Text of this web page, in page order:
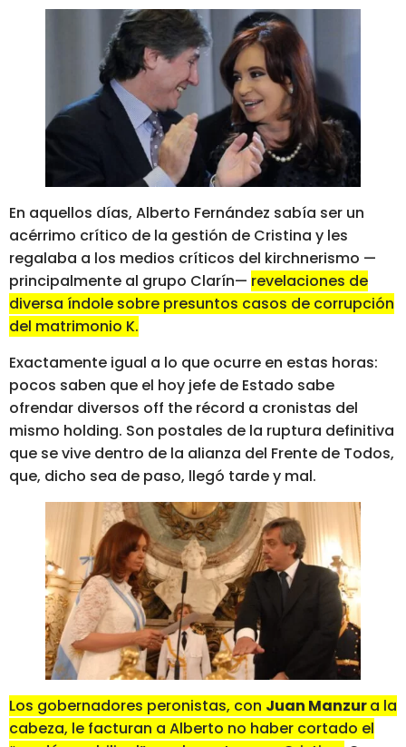
En aquellos días, Alberto Fernández sabía ser un
acérrimo crítico de la gestión de Cristina y les
regalaba a los medios críticos del kirchnerismo —
principalmente al grupo Clarín— revelaciones de
diversa índole sobre presuntos casos de corrupción
del matrimonio K.
Exactamente igual a lo que ocurre en estas horas:
pocos saben que el hoy jefe de Estado sabe
ofrendar diversos off the récord a cronistas del
mismo holding. Son postales de la ruptura definitiva
que se vive dentro de la alianza del Frente de Todos,
que, dicho sea de paso, llegó tarde y mal.
Los gobernadores peronistas, con Juan Manzura la
cabeza, le facturan a Alberto no haber cortado el